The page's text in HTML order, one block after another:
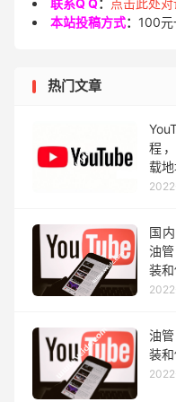
联系Q Q：
点击此处
本站投稿方式： 100元
热门文章
程
载
国
油
装
油
装